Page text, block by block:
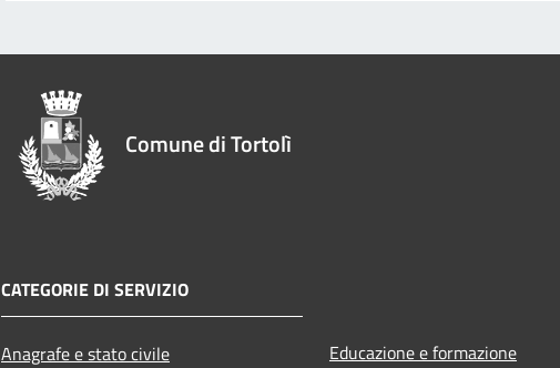
Comune di Tortolì
CATEGORIE DI SERVIZIO
Anagrafe e stato civile
Educazione e formazione